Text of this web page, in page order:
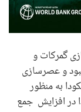
گمرکات و
و عصرسازی
به منظور
در افزایش جمع